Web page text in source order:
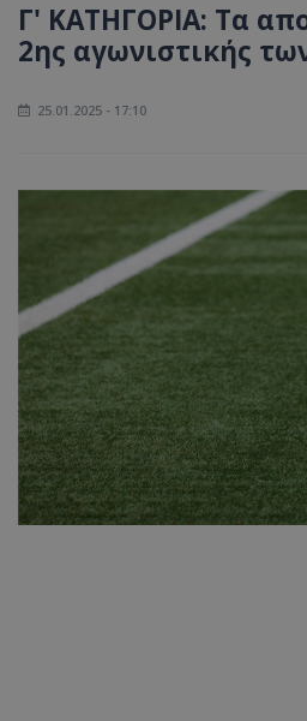
Γ' ΚΑΤΗΓΟΡΙΑ: Τα
2ης αγωνιστικής
25.01.2025 - 17:10